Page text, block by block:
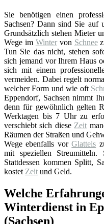
Sie benötigen einen
Sachsen? Dann sind Sie auf
Grundsätzlich stehen Mieter
Wege im Wintervon Schnee
Tun Sie das nicht, stehen
sich jemand vor Ihrem Haus
sich mit einem
vermeiden. Dabei regelt
welcher Form und wie oft
Eppendorf, Sachsen nimmt
denn für gewöhnlich gelten
Werktagen bis 7 Uhr zu
verschiebt sich diese Zeit
Räumen der Straßen und
Wege ebenfalls vorGlatteis
mit speziellen
Stattdessen kommen Splitt,
kostet Zeit und Geld.
Welche
Winterdienst in
(Sachsen)